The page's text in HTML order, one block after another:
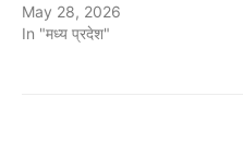
May 28, 2026
In "मध्य प्रदेश"